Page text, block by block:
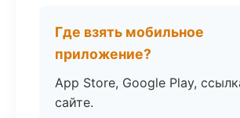
Где взять мобильное
приложение?
App Store, Google Play,
сайте.